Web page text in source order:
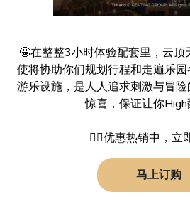
🤩在整整3小时体验配套里，云
使将协助你们规划行程和走遍乐
游乐设施，是人人追求刺激与冒
惊喜，保证让你
👉🏻优惠热销中，立
马上订购